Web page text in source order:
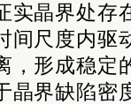
实晶界处存
间尺度内驱
，形成稳定
晶界缺陷密